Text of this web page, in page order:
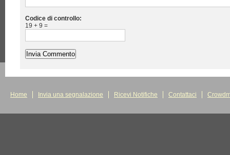
Codice di controllo:
19 + 9 =
Home Invia una segnalazione Ricevi Notifiche Contattaci